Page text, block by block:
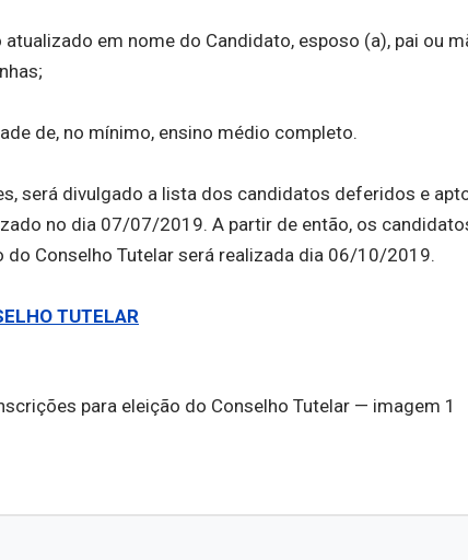
em nome do Candidato, esposo (a), pai ou
de, no mínimo, ensino médio completo.
será divulgado a lista dos candidatos deferidos e
no dia 07/07/2019. A partir de então, os
do Conselho Tutelar será realizada dia 06/10/2019.
TUTELAR